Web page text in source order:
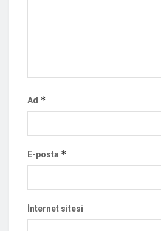
Ad *
E-posta *
İnternet sitesi